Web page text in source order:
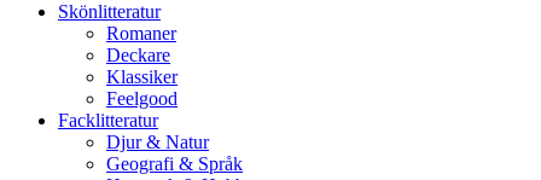
Skönlitteratur
Romaner
Deckare
Klassiker
Feelgood
Facklitteratur
Djur & Natur
Geografi & Språk